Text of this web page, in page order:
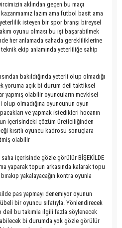
aklından geçen bu maçı
kazanmamız lazım ama futbol basit ama
isteyen bir spor branşı bireysel
oyunu olması bu işi başarabilmek
her anlamada sahada gerekliliklerine
ekip anlamında yeterliliğe sahip
bakıldığında yeterli olup olmadığı
yoruma açık bi durum deil taktiksel
yapmış olabilir oyuncuların mevkisel
olup olmadığına oyuncunun oyun
ve yapmak istedikleri hocanın
içerisindeki çözüm üreticiliğinden
kısıtlı oyuncu kadrosu sonuçlara
olabilir
içerisinde gözle görülür BİŞEKİLDE
yaparak topun arkasında kalarak topu
yakalayacağın kontra oyunla
pas yapmayı denemiyor oyunun
bir oyuncu sıfatıyla. Yönlendirecek
deil bu takımla ilgili fazla söylenecek
bi durumda yok gözle görülür